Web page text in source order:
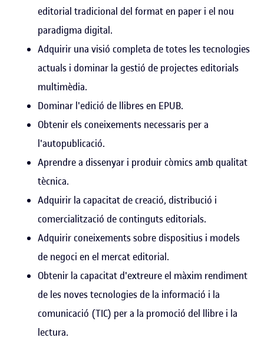
editorial tradicional del format en paper i el nou
paradigma digital.
Adquirir una visió completa de totes les tecnologies
actuals i dominar la gestió de projectes editorials
multimèdia.
Dominar l'edició de llibres en EPUB.
Obtenir els coneixements necessaris per a
l'autopublicació.
Aprendre a dissenyar i produir còmics amb qualitat
tècnica.
Adquirir la capacitat de creació, distribució i
comercialització de continguts editorials.
Adquirir coneixements sobre dispositius i models
de negoci en el mercat editorial.
Obtenir la capacitat d'extreure el màxim rendiment
de les noves tecnologies de la informació i la
comunicació (TIC) per a la promoció del llibre i la
lectura.